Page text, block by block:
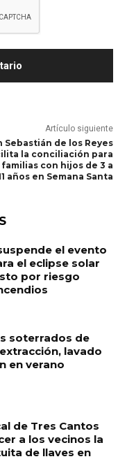
Artículo siguiente
Sebastián de los Reyes
la conciliación para
familias con hijos de 3 a
años en Semana Santa
el evento
el eclipse solar
por riesgo
soterrados de
lavado
en verano
de Tres Cantos
a los vecinos la
de llaves en